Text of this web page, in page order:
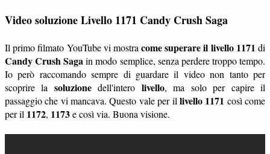
Video soluzione Livello 1171 Candy Crush Saga
Il primo filmato YouTube vi mostracome superare il livello 1171 di
Candy Crush Sagain modo semplice, senza perdere troppo tempo.
Io però raccomando sempre di guardare il video non tanto per
scoprire la soluzionedell'intero livello, ma solo per capire il
passaggio che vi mancava. Questo vale per il livello 1171 così come
per il 1172, 1173e così via. Buona visione.